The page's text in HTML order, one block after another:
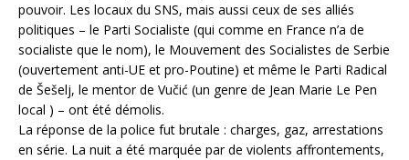
pouvoir. Les locaux du SNS, mais aussi ceux de ses alliés
politiques – le Parti Socialiste (qui comme en France n’a de
socialiste que le nom), le Mouvement des Socialistes de Serbie
(ouvertement anti-UE et pro-Poutine) et même le Parti Radical
de Šešelj, le mentor de Vučić (un genre de Jean Marie Le Pen
local ) – ont été démolis.
La réponse de la police fut brutale : charges, gaz, arrestations
en série. La nuit a été marquée par de violents affrontements,